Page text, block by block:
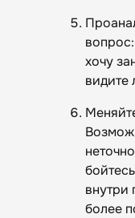
хочу
видите
внутри
более